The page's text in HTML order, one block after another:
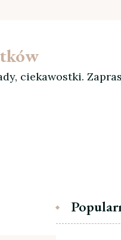
ciekawostki.